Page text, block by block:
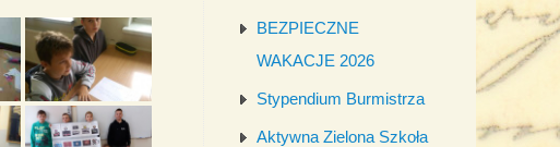
BEZPIECZNE
WAKACJE 2026
Stypendium Burmistrza
Aktywna Zielona Szkoła